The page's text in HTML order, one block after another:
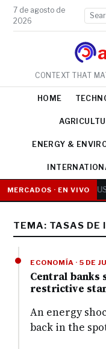
7 de agosto de
2026
CONTEXT THAT
HOME
ENERGY &
MERCADOS · EN VIVO
Cobre6.05
TEMA: TASAS DE
ECONOMÍA · 5 DE
Central banks
restrictive
An energy
back in the